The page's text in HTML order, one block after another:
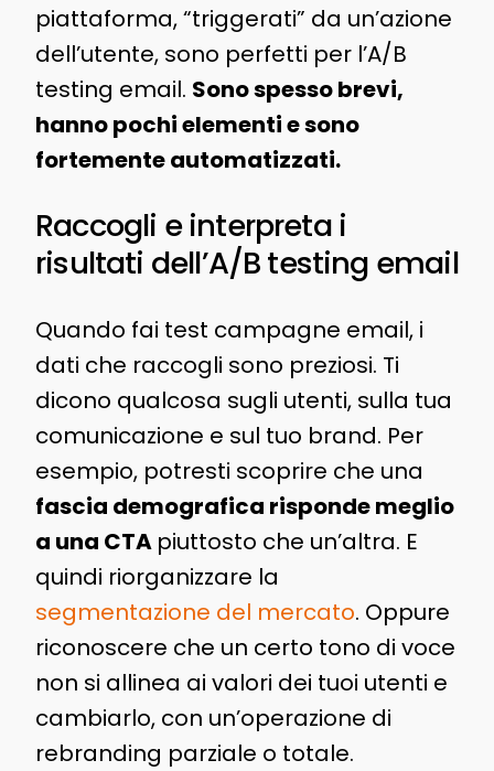
piattaforma, “triggerati” da un’azione
dell’utente, sono perfetti per l’A/B
testing email. Sono spesso brevi,
hanno pochi elementi e sono
fortemente automatizzati.
Raccogli e interpreta i
risultati dell’A/B testing email
Quando fai test campagne email, i
dati che raccogli sono preziosi. Ti
dicono qualcosa sugli utenti, sulla tua
comunicazione e sul tuo brand. Per
esempio, potresti scoprire che una
fascia demografica risponde meglio
a una CTA piuttosto che un’altra. E
quindi riorganizzare la
segmentazione del mercato. Oppure
riconoscere che un certo tono di voce
non si allinea ai valori dei tuoi utenti e
cambiarlo, con un’operazione di
rebranding parziale o totale.